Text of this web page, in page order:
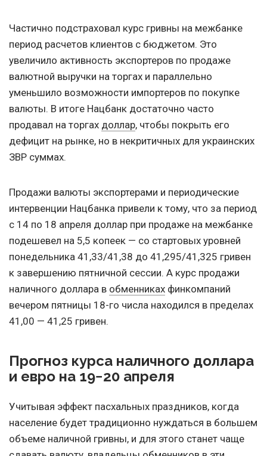
Частично подстраховал курс гривны на межбанке
период расчетов клиентов с бюджетом. Это
увеличило активность экспортеров по продаже
валютной выручки на торгах и параллельно
уменьшило возможности импортеров по покупке
валюты. В итоге Нацбанк достаточно часто
продавал на торгах доллар, чтобы покрыть его
дефицит на рынке, но в некритичных для украинских
ЗВР суммах.
Продажи валюты экспортерами и периодические
интервенции Нацбанка привели к тому, что за период
с 14 по 18 апреля доллар при продаже на межбанке
подешевел на 5,5 копеек — со стартовых уровней
понедельника 41,33/41,38 до 41,295/41,325 гривен
к завершению пятничной сессии. А курс продажи
наличного доллара в обменниках финкомпаний
вечером пятницы 18-го числа находился в пределах
41,00 — 41,25 гривен.
Прогноз курса наличного доллара
и евро на 19−20 апреля
Учитывая эффект пасхальных праздников, когда
население будет традиционно нуждаться в большем
объеме наличной гривны, и для этого станет чаще